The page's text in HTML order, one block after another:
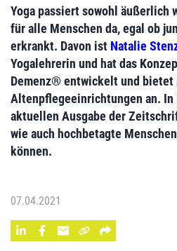
Yoga passiert sowohl äußerlich
für alle Menschen da, egal ob
erkrankt. Davon ist Natalie
Yogalehrerin und hat das
Demenz® entwickelt und bietet
Altenpflegeeinrichtungen an.
aktuellen Ausgabe der
wie auch hochbetagte
können.
07.04.2021